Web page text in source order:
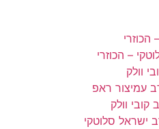
– הכוזרי
וולק
עמיצור ראפ
וולק
ישראל סלוטקי